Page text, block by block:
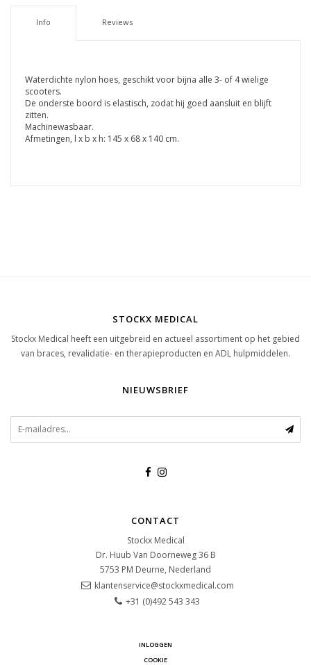
Info Reviews
Waterdichte nylon hoes, geschikt voor bijna alle 3- of 4 wielige
scooters.
De onderste boord is elastisch, zodat hij goed aansluit en blijft
zitten.
Machinewasbaar.
Afmetingen, l x b x h: 145 x 68 x 140 cm.
STOCKX MEDICAL
Stockx Medical heeft een uitgebreid en actueel assortiment op het gebied
van braces, revalidatie- en therapieproducten en ADL hulpmiddelen.
NIEUWSBRIEF
CONTACT
Stockx Medical
Dr. Huub Van Doorneweg 36 B
5753 PM Deurne, Nederland
klantenservice@stockxmedical.com
+31 (0)492 543 343
INLOGGEN
COOKIE